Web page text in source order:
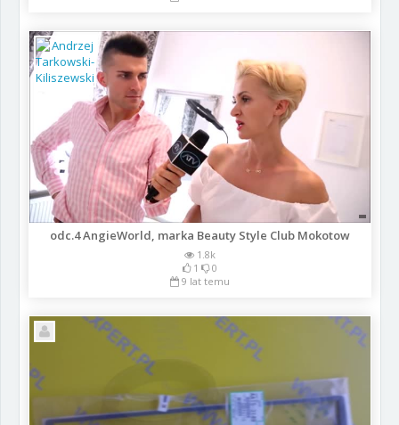
odc.4 AngieWorld, marka Beauty Style Club Mokotow
1.8k
1
0
9 lat temu